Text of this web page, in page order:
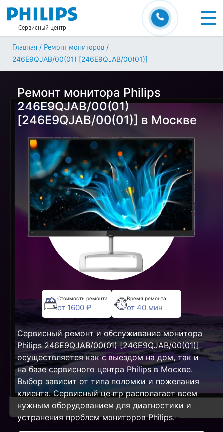
Сервисный центр
Главная / Ремонт мониторов /
246E9QJAB/00(01) [246E9QJAB/00(01)]
Ремонт монитора Philips
246E9QJAB/00(01)
[246E9QJAB/00(01)] в Москве
Стоимость ремонта
от 1600 ₽
Время ремонта
от 40 мин
Сервисный ремонт и обслуживание монитора
Philips 246E9QJAB/00(01) [246E9QJAB/00(01)]
осуществляется как с выездом на дом, так и
на базе сервисного центра Philips в Москве.
Выбор зависит от типа поломки и пожелания
клиента. Сервисный центр располагает всем
нужным оборудованием для диагностики и
устранения проблем мониторов Philips.